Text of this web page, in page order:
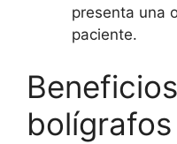
presenta una
paciente.